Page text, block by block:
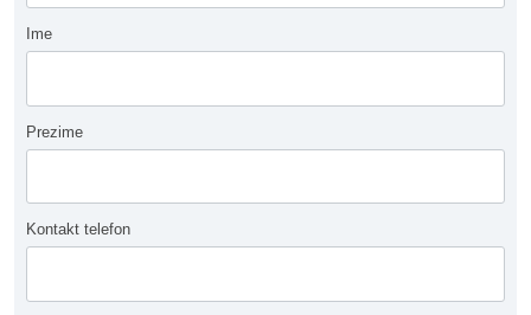
Ime
Prezime
Kontakt telefon